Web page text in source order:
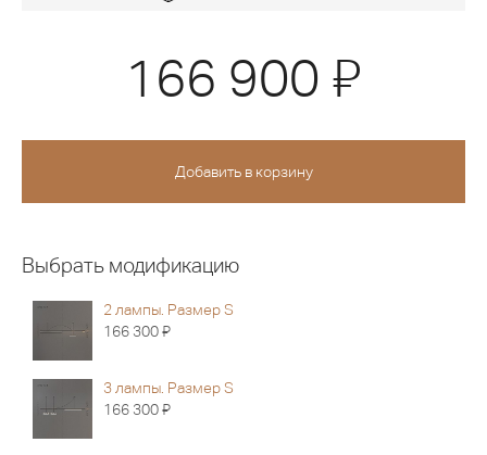
166 900 Я
Выбрать модификацию
2 лампы. Размер S
166 300Я
3 лампы. Размер S
166 300Я